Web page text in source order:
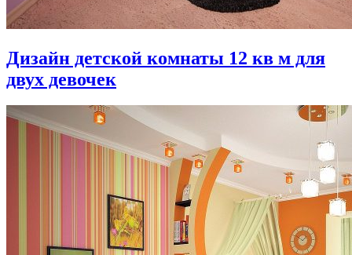
Дизайн детской комнаты 12 кв м для
двух девочек